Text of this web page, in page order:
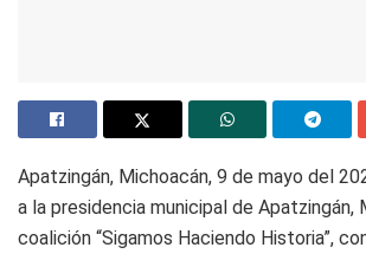
Apatzingán, Michoacán, 9 de mayo del
a la presidencia municipal de Apatzingán,
coalición “Sigamos Haciendo Historia”,